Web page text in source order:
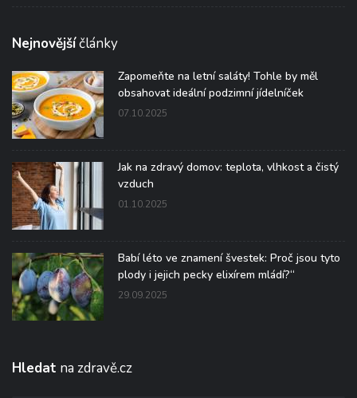
Nejnovějšíčlánky
Zapomeňte na letní saláty! Tohle by měl
obsahovat ideální podzimní jídelníček
07.10.2025
Jak na zdravý domov: teplota, vlhkost a čistý
vzduch
01.10.2025
Babí léto ve znamení švestek: Proč jsou tyto
plody i jejich pecky elixírem mládí?“
29.09.2025
Hledat na zdravě.cz